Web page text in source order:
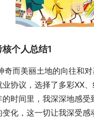
个人总结1
奇而美丽土地的向往和
协议，选择了多彩XX
的时间里，我深深地感
化，这一切让我深受